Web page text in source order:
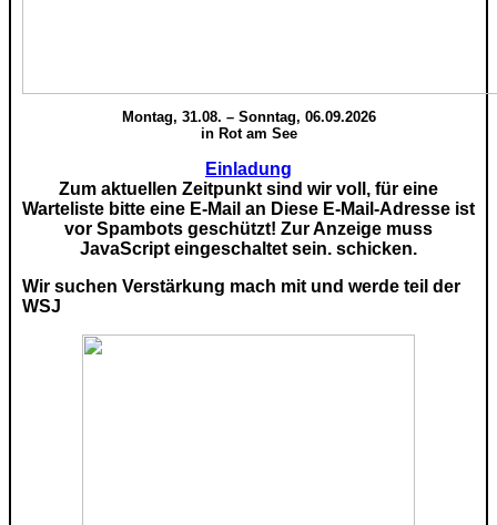
Montag, 31.08. – Sonntag, 06.09.2026
in Rot am See
Einladung
Zum aktuellen Zeitpunkt sind wir voll, für eine
Warteliste bitte eine E-Mail an Diese E-Mail-Adresse ist
vor Spambots geschützt! Zur Anzeige muss
JavaScript eingeschaltet sein. schicken.
Wir suchen Verstärkung mach mit und werde teil der
WSJ